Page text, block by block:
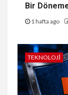
Bir
1 hafta ago
TEKNOLOJI